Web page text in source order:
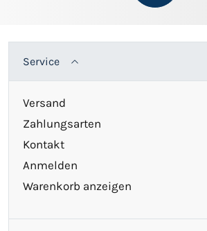
Service
Versand
Zahlungsarten
Kontakt
Anmelden
Warenkorb anzeigen